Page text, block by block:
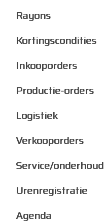
Rayons
Kortingscondities
Inkooporders
Productie-orders
Logistiek
Verkooporders
Service/onderhoud
Urenregistratie
Agenda